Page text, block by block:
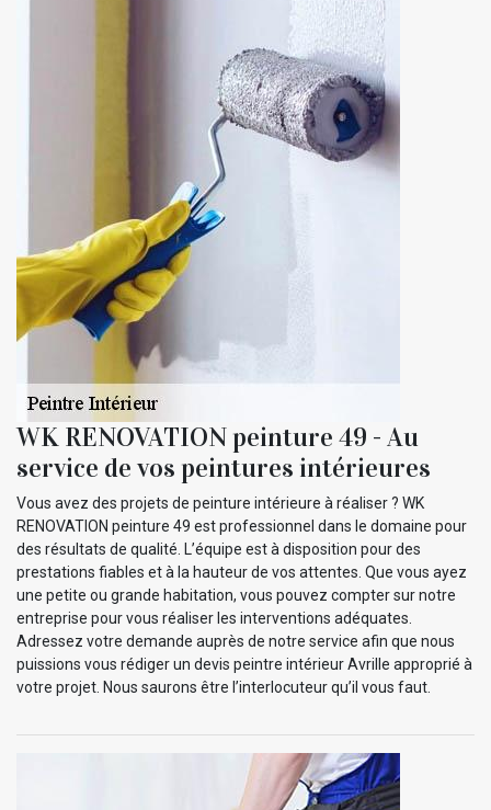
WK RENOVATION peinture 49 - Au
service de vos peintures intérieures
Vous avez des projets de peinture intérieure à réaliser ? WK
RENOVATION peinture 49 est professionnel dans le domaine pour
des résultats de qualité. L’équipe est à disposition pour des
prestations fiables et à la hauteur de vos attentes. Que vous ayez
une petite ou grande habitation, vous pouvez compter sur notre
entreprise pour vous réaliser les interventions adéquates.
Adressez votre demande auprès de notre service afin que nous
puissions vous rédiger un devis peintre intérieur Avrille approprié à
votre projet. Nous saurons être l’interlocuteur qu’il vous faut.